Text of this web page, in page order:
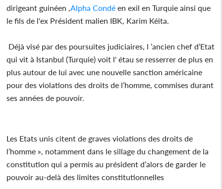
dirigeant guinéen , Alpha Condé en exil en Turquie ainsi que
le fils de l'ex Président malien IBK, Karim Kéita.
Déjà visé par des poursuites judiciaires, l ’ancien chef d’Etat
qui vit à Istanbul (Turquie) voit l' étau se resserrer de plus en
plus autour de lui avec une nouvelle sanction américaine
pour des violations des droits de l’homme, commises durant
ses années de pouvoir.
Les Etats unis citent de graves violations des droits de
l’homme », notamment dans le sillage du changement de la
constitution qui a permis au président d’alors de garder le
pouvoir au-delà des limites constitutionnelles